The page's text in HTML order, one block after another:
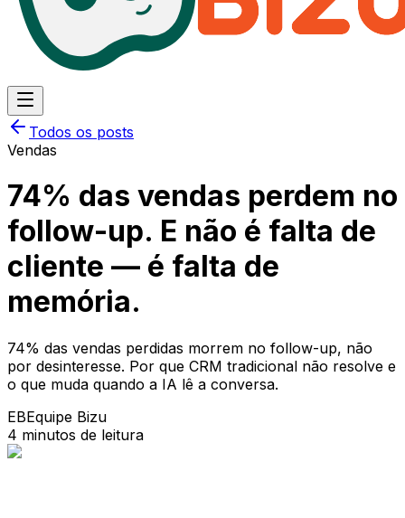
Todos os posts
Vendas
74% das vendas perdem no
follow-up. E não é falta de
cliente — é falta de
memória.
74% das vendas perdidas morrem no follow-up, não
por desinteresse. Por que CRM tradicional não resolve e
o que muda quando a IA lê a conversa.
EBEquipe Bizu
4 minutos de leitura